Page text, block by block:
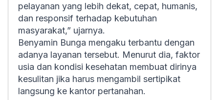
pelayanan yang lebih dekat, cepat, humanis,
dan responsif terhadap kebutuhan
masyarakat,” ujarnya.
Benyamin Bunga mengaku terbantu dengan
adanya layanan tersebut. Menurut dia, faktor
usia dan kondisi kesehatan membuat dirinya
kesulitan jika harus mengambil sertipikat
langsung ke kantor pertanahan.